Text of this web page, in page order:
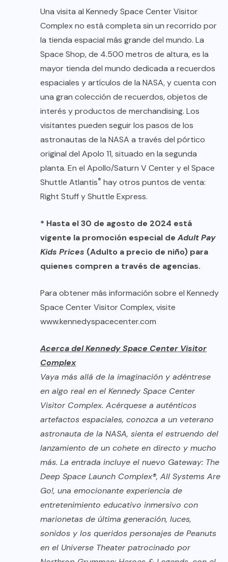
Una visita al Kennedy Space Center Visitor
Complex no está completa sin un recorrido por
la tienda espacial más grande del mundo. La
Space Shop, de 4.500 metros de altura, es la
mayor tienda del mundo dedicada a recuerdos
espaciales y artículos de la NASA, y cuenta con
una gran colección de recuerdos, objetos de
interés y productos de merchandising. Los
visitantes pueden seguir los pasos de los
astronautas de la NASA a través del pórtico
original del Apolo 11, situado en la segunda
planta. En el Apollo/Saturn V Center y el Space
Shuttle Atlantis® hay otros puntos de venta:
Right Stuff y Shuttle Express.
* Hasta el 30 de agosto de 2024 está
vigente la promoción especial de Adult Pay
Kids Prices (Adulto a precio de niño) para
quienes compren a través de agencias.
Para obtener más información sobre el Kennedy
Space Center Visitor Complex, visite
www.kennedyspacecenter.com
Acerca del Kennedy Space Center Visitor
Complex
Vaya más allá de la imaginación y adéntrese
en algo real en el Kennedy Space Center
Visitor Complex. Acérquese a auténticos
artefactos espaciales, conozca a un veterano
astronauta de la NASA, sienta el estruendo del
lanzamiento de un cohete en directo y mucho
más. La entrada incluye el nuevo Gateway: The
Deep Space Launch Complex®, All Systems Are
Go!, una emocionante experiencia de
entretenimiento educativo inmersivo con
marionetas de última generación, luces,
sonidos y los queridos personajes de Peanuts
en el Universe Theater patrocinado por